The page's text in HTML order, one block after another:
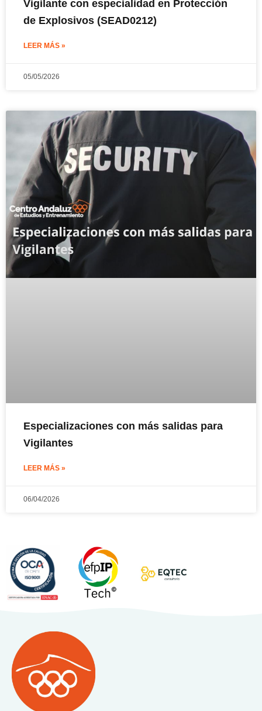
Vigilante con especialidad en Protección
de Explosivos (SEAD0212)
LEER MÁS »
05/05/2026
Especializaciones con más salidas para
Vigilantes
LEER MÁS »
06/04/2026